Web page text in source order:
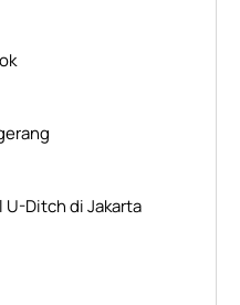
U-Ditch di Jakarta